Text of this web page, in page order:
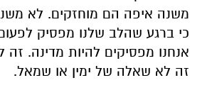
משנה איפה הם מוחזקים. לא
כי ברגע שהלב שלנו מפסיק
אנחנו מפסיקים להיות מדינה. זה
זה לא שאלה של ימין או שמאל.